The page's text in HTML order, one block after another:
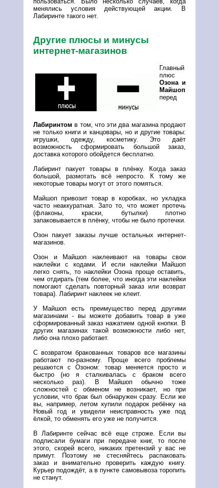
менялись условия действующей акции. В
Лабиринте такого нет.
Другие плюсы и минусы
интернет-магазинов
Главный
плюс
Озона и
Майшоп
перед
Лабиринтом в том, что эти два магазина продают
не только книги и канцовары, но и другие товары:
игрушки, одежду, косметику. Это даёт
возможность сформировать большой заказ,
доставка которого обойдется бесплатно.
Лабиринт пакует товары в плёнку. Когда заказ
большой, размотать всё непросто. К тому же
некоторые товары могут от этого помяться.
Майшоп привозит товар в коробках, но укладка
часто неаккуратная. Зато то, что может протечь
(флаконы, краски, бутылки) плотно
запаковывается в плёнку, чтобы не было протечки.
Озон пакует заказы лучше остальных интернет-
магазинов.
Озон и Майшоп наклеивают на товары свои
наклейки с кодами. И если наклейки Майшоп
легко снять, то наклейки Озона проще оставить,
чем отдирать (тем более, что иногда эти наклейки
помогают сделать повторный заказ или возврат
товара). Лабиринт наклеек не клеит.
У Майшоп есть преимущество перед другими
магазинами - вы можете добавить товар в уже
сформированный заказ нажатием одной кнопки. В
других магазинах такой возможности либо нет,
либо она плохо работает.
С возвратом бракованных товаров все магазины
работают по-разному. Проще всего проблемы
решаются с Озоном: товар меняется просто и
быстро (но я сталкивалась с браком всего
несколько раз). В Майшоп обычно тоже
сложностей с обменом не возникает, но при
условии, что брак был обнаружен сразу. Если же
вы, например, летом купили подарок ребёнку на
Новый год и увидели неисправность уже под
ёлкой, то обменять его уже не получится.
В Лабиринте сейчас всё еще строже. Если вы
подписали бумаги при передаче книг, то после
этого, скорей всего, никаких претензий у вас не
примут. Поэтому не стесняйтесь распаковать
заказ и внимательно проверить каждую книгу.
Курьер подождёт, а в пункте самовывоза торопить
не станут.